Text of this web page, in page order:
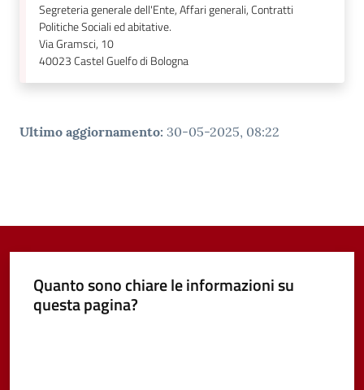
Segreteria generale dell'Ente, Affari generali, Contratti
Politiche Sociali ed abitative.
Via Gramsci, 10
40023Castel Guelfo di Bologna
Ultimo aggiornamento: 30-05-2025, 08:22
Quanto sono chiare le informazioni su
questa pagina?